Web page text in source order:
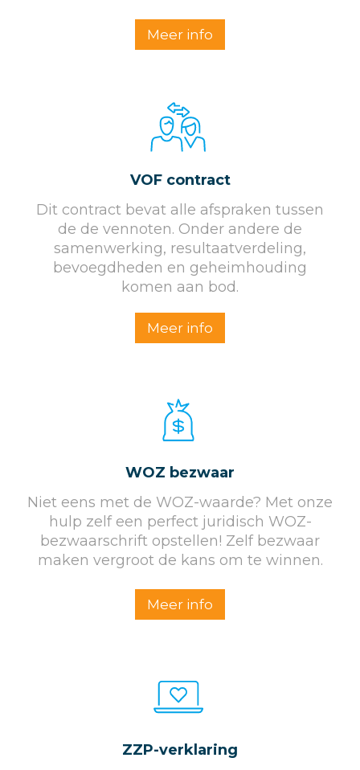
Meer info
VOF contract
Dit contract bevat alle afspraken tussen
de de vennoten. Onder andere de
samenwerking, resultaatverdeling,
bevoegdheden en geheimhouding
komen aan bod.
Meer info
WOZ bezwaar
Niet eens met de WOZ-waarde? Met onze
hulp zelf een perfect juridisch WOZ-
bezwaarschrift opstellen! Zelf bezwaar
maken vergroot de kans om te winnen.
Meer info
ZZP-verklaring